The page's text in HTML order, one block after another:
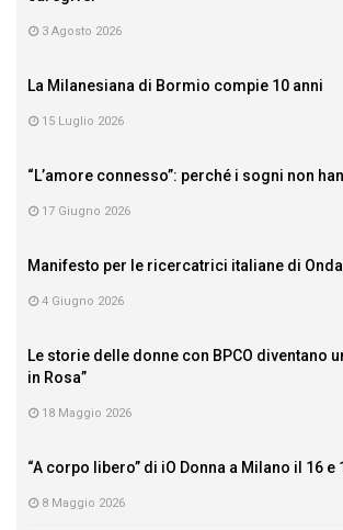
3 Agosto 2026
La Milanesiana di Bormio compie 10 anni
15 Luglio 2026
“L’amore connesso”: perché i sogni non
17 Giugno 2026
Manifesto per le ricercatrici italiane di Onda
4 Giugno 2026
Le storie delle donne con BPCO diventano
in Rosa”
18 Maggio 2026
“A corpo libero” di iO Donna a Milano il 16 e
8 Maggio 2026